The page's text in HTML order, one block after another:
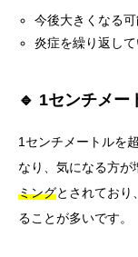
今後大きくなる
炎症を繰り返し
🔹 1センチメー
1センチメートルを
なり、気になる方が
ミングとされており
ることが多いです。